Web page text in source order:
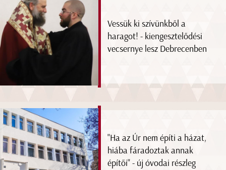
Vessük ki szívünkből a
haragot! - kiengesztelődési
vecsernye lesz Debrecenben
"Ha az Úr nem építi a házat,
hiába fáradoztak annak
építői" - új óvodai részleg